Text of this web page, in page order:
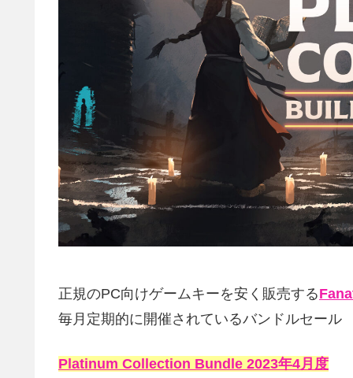
正規のPC向けゲームキーを安く販売する
毎月定期的に開催されているバンドルセール
Platinum Collection Bundle 2023年4月度